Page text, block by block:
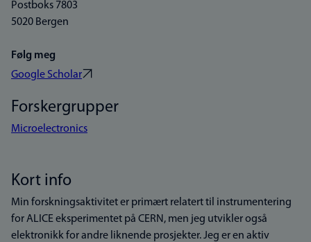
Postboks 7803
5020 Bergen
Følg meg
Google Scholar
Forskergrupper
Microelectronics
Kort info
Min forskningsaktivitet er primært relatert til instrumentering
for ALICE eksperimentet på CERN, men jeg utvikler også
elektronikk for andre liknende prosjekter. Jeg er en aktiv